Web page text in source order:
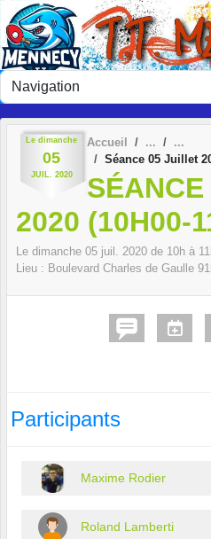
Le dimanche
05
JUIL. 2020
Accueil
Séance 05 Juillet
2020 (10H00-
Le dimanche 05 juil. 2020 de 10h à
Lieu : Boulevard Charles de Gaulle
Participants
Maxime Rodier
Roland Lamberti
Panneau de gestion des cookies